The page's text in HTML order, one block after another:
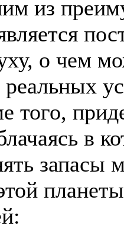
из
о чем
в
запасы